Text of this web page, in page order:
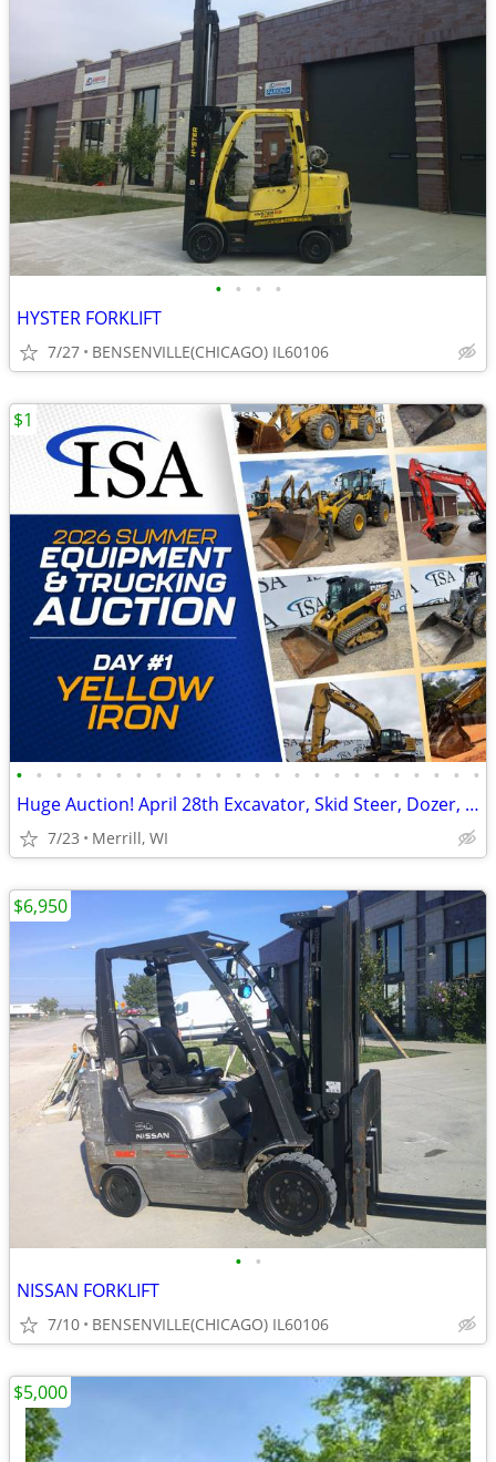
• • • •
HYSTER FORKLIFT
7/27 BENSENVILLE(CHICAGO) IL60106
• • • • • • • • • • • • • • • • • • • • • • • •
Huge Auction! April 28th Excavator, Skid Steer, Dozer, Pickup, Tractor
7/23 Merrill, WI
$1
• •
NISSAN FORKLIFT
7/10 BENSENVILLE(CHICAGO) IL60106
$6,950
$5,000